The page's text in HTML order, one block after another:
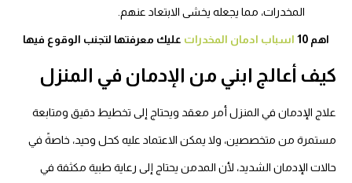
المخدرات، مما يجعله يخشى الابتعاد عنهم.
اهم 10 اسباب ادمان المخدرات عليك معرفتها لتجنب الوقوع فيها
كيف أعالج ابني من الإدمان في المنزل
علاج الإدمان في المنزل أمر معقد ويحتاج إلى تخطيط دقيق ومتابعة
مستمرة من متخصصين، ولا يمكن الاعتماد عليه كحل وحيد، خاصةً في
حالات الإدمان الشديد، لأن المدمن يحتاج إلى رعاية طبية مكثفة في